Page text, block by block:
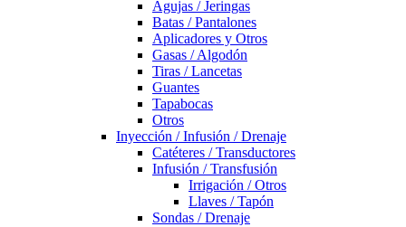
Agujas / Jeringas
Batas / Pantalones
Aplicadores y Otros
Gasas / Algodón
Tiras / Lancetas
Guantes
Tapabocas
Otros
Inyección / Infusión / Drenaje
Catéteres / Transductores
Infusión / Transfusión
Irrigación / Otros
Llaves / Tapón
Sondas / Drenaje